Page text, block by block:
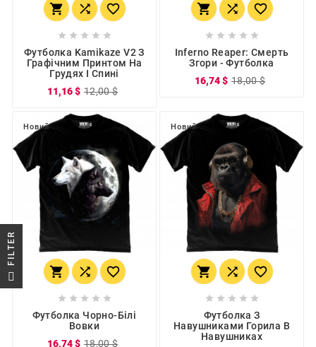
  
    
Футболка Kamikaze V2 З
Графічним Принтом На
Грудях І Спині
11,16 $ 12,00 $
  
    
Inferno Reaper: Смерть
Згори - Футболка
16,74 $ 18,00 $
Новий
  
    
Футболка Чорно-Білі
Вовки
16,74 $ 18,00 $
Новий
  
    
Футболка З
Навушниками Горила В
Навушниках
R